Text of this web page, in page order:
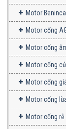
Motor Beninca
Motor cổng
Motor cổng
Motor cổng
Motor cổng
Motor cổng
Motor cổng rẻ